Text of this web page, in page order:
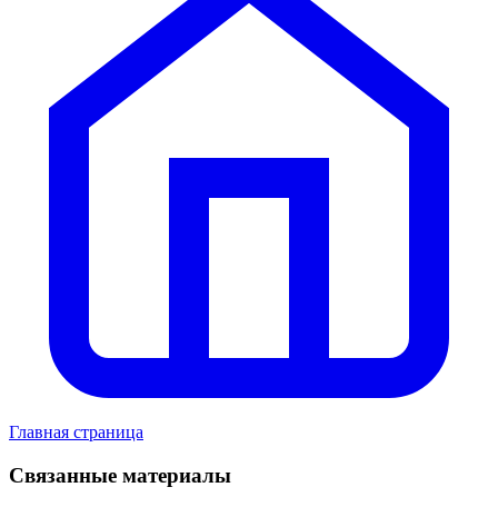
Главная страница
Связанные материалы